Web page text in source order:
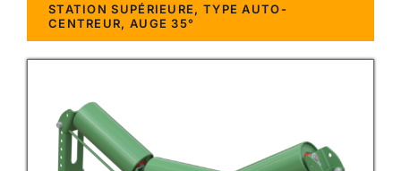
STATION SUPÉRIEURE, TYPE AUTO-
CENTREUR, AUGE 35°